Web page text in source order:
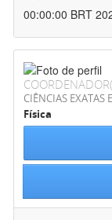
00:00:00 BRT
CIÊNCIAS EXATAS
Física